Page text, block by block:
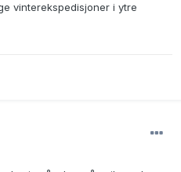
vinterekspedisjoner i ytre